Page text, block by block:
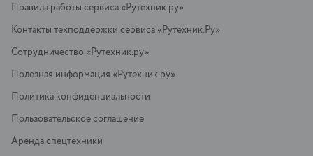
Правила работы сервиса «Рутехник.ру»
Контакты техподдержки сервиса «Рутехник.Ру»
Сотрудничество «Рутехник.ру»
Полезная информация «Рутехник.ру»
Политика конфиденциальности
Пользовательское соглашение
Аренда спецтехники